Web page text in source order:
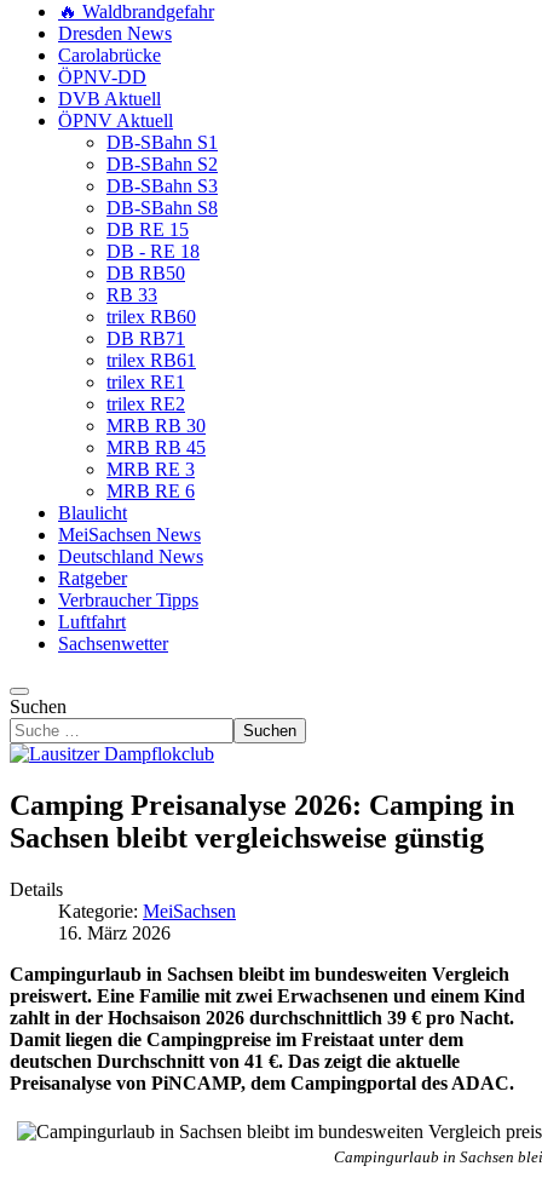
🔥 Waldbrandgefahr
Dresden News
Carolabrücke
ÖPNV-DD
DVB Aktuell
ÖPNV Aktuell
DB-SBahn S1
DB-SBahn S2
DB-SBahn S3
DB-SBahn S8
DB RE 15
DB - RE 18
DB RB50
RB 33
trilex RB60
DB RB71
trilex RB61
trilex RE1
trilex RE2
MRB RB 30
MRB RB 45
MRB RE 3
MRB RE 6
Blaulicht
MeiSachsen News
Deutschland News
Ratgeber
Verbraucher Tipps
Luftfahrt
Sachsenwetter
Suchen
Suchen
Camping Preisanalyse 2026: Camping in
Sachsen bleibt vergleichsweise günstig
Details
Kategorie: MeiSachsen
16. März 2026
Campingurlaub in Sachsen bleibt im bundesweiten Vergleich
preiswert. Eine Familie mit zwei Erwachsenen und einem Kind
zahlt in der Hochsaison 2026 durchschnittlich 39 € pro Nacht.
Damit liegen die Campingpreise im Freistaat unter dem
deutschen Durchschnitt von 41 €. Das zeigt die aktuelle
Preisanalyse von PiNCAMP, dem Campingportal des ADAC.
Campingurlaub in Sachsen